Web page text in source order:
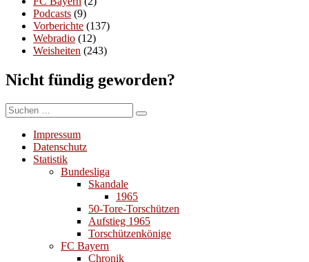
Podcasts (9)
Vorberichte (137)
Webradio (12)
Weisheiten (243)
Nicht fündig geworden?
Suchen
nach:
Suchen
Impressum
Datenschutz
Statistik
Bundesliga
Skandale
1965
50-Tore-Torschützen
Aufstieg 1965
Torschützenkönige
FC Bayern
Chronik